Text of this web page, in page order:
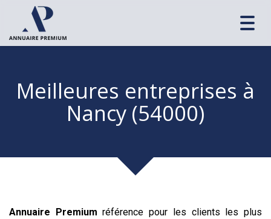
Meilleures entreprises à
Nancy (54000)
Annuaire Premium référence pour les clients les plus